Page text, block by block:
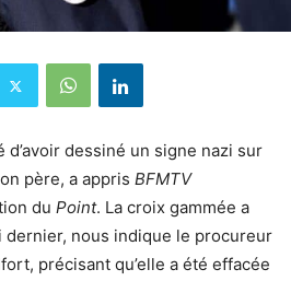
dessiné un signe nazi sur
père, a appris BFMTV
du Point. La croix gammée a
nous indique le procureur
précisant qu’elle a été effacée